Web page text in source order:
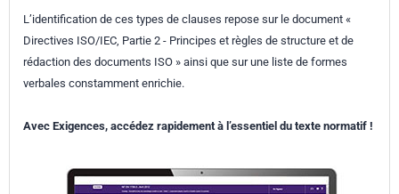
L’identification de ces types de clauses repose sur le document «
Directives ISO/IEC, Partie 2 - Principes et règles de structure et de
rédaction des documents ISO » ainsi que sur une liste de formes
verbales constamment enrichie.
Avec Exigences, accédez rapidement à l’essentiel du texte normatif !